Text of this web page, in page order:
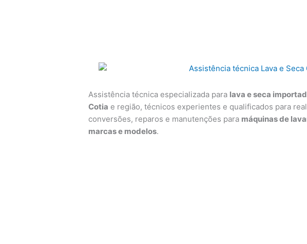
Assistência técnica especializada para lava e seca
Cotia e região, técnicos experientes e qualificados para
conversões, reparos e manutenções para máquinas de
marcas e modelos.